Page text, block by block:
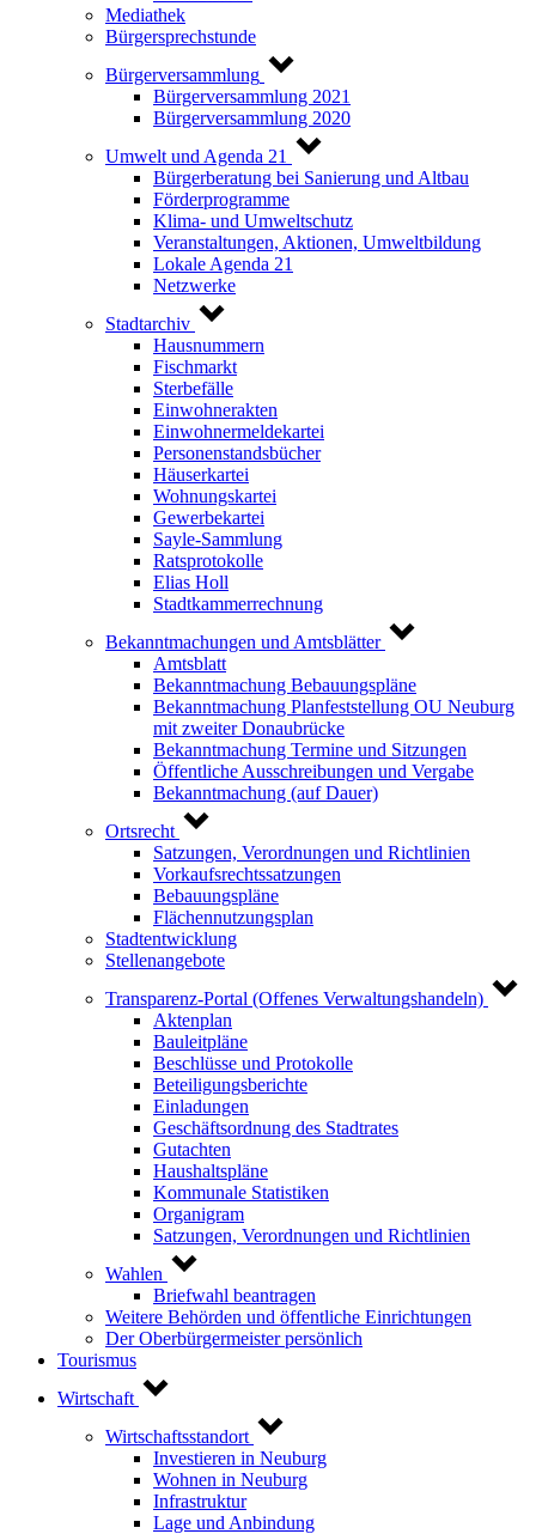
Mediathek
Bürgersprechstunde
Bürgerversammlung
Bürgerversammlung 2021
Bürgerversammlung 2020
Umwelt und Agenda 21
Bürgerberatung bei Sanierung und Altbau
Förderprogramme
Klima- und Umweltschutz
Veranstaltungen, Aktionen, Umweltbildung
Lokale Agenda 21
Netzwerke
Stadtarchiv
Hausnummern
Fischmarkt
Sterbefälle
Einwohnerakten
Einwohnermeldekartei
Personenstandsbücher
Häuserkartei
Wohnungskartei
Gewerbekartei
Sayle-Sammlung
Ratsprotokolle
Elias Holl
Stadtkammerrechnung
Bekanntmachungen und Amtsblätter
Amtsblatt
Bekanntmachung Bebauungspläne
Bekanntmachung Planfeststellung OU Neuburg
mit zweiter Donaubrücke
Bekanntmachung Termine und Sitzungen
Öffentliche Ausschreibungen und Vergabe
Bekanntmachung (auf Dauer)
Ortsrecht
Satzungen, Verordnungen und Richtlinien
Vorkaufsrechtssatzungen
Bebauungspläne
Flächennutzungsplan
Stadtentwicklung
Stellenangebote
Transparenz-Portal (Offenes Verwaltungshandeln)
Aktenplan
Bauleitpläne
Beschlüsse und Protokolle
Beteiligungsberichte
Einladungen
Geschäftsordnung des Stadtrates
Gutachten
Haushaltspläne
Kommunale Statistiken
Organigram
Satzungen, Verordnungen und Richtlinien
Wahlen
Briefwahl beantragen
Weitere Behörden und öffentliche Einrichtungen
Der Oberbürgermeister persönlich
Tourismus
Wirtschaft
Wirtschaftsstandort
Investieren in Neuburg
Wohnen in Neuburg
Infrastruktur
Lage und Anbindung